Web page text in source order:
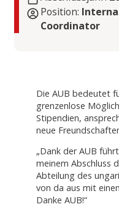
Position:
Coordinator
Die AUB bedeutet
grenzenlose
Stipendien,
neue
„Dank der AUB
meinem Abschluss
Abteilung des
von da aus mit
Danke AUB!“